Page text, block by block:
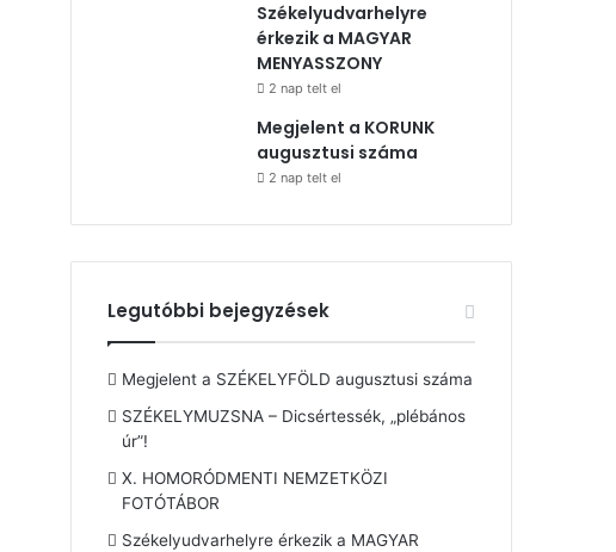
Székelyudvarhelyre
érkezik a MAGYAR
MENYASSZONY
2 nap telt el
Megjelent a KORUNK
augusztusi száma
2 nap telt el
Legutóbbi bejegyzések
Megjelent a SZÉKELYFÖLD augusztusi száma
SZÉKELYMUZSNA – Dicsértessék, „plébános
úr”!
X. HOMORÓDMENTI NEMZETKÖZI
FOTÓTÁBOR
Székelyudvarhelyre érkezik a MAGYAR